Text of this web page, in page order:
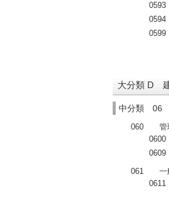
大分類 D
中分類 06
060 管理
061 一般